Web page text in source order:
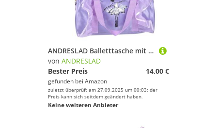
ANDRESLAD Balletttasche mit Großem Fassungsvermögen Verstellbarem Schultergurt und Spitzenverzierung Tanzsporttasche für Mädchen Robust und Langlebig für Ballettschuhe und Kostüme
von ANDRESLAD
Bester Preis
14,00 €
gefunden bei Amazon
zuletzt überprüft am 27.09.2025 um 00:03; der
Preis kann sich seitdem geändert haben.
Keine weiteren Anbieter